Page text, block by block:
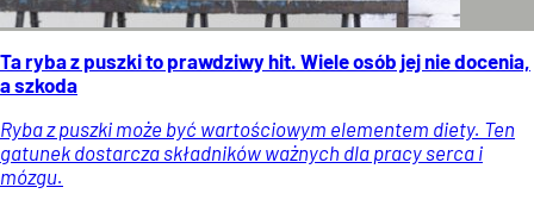
Ta ryba z puszki to prawdziwy hit. Wiele osób jej nie docenia,
a szkoda
Ryba z puszki może być wartościowym elementem diety. Ten
gatunek dostarcza składników ważnych dla pracy serca i
mózgu.